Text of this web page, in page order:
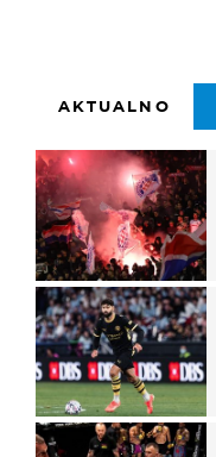
AKTUALNO